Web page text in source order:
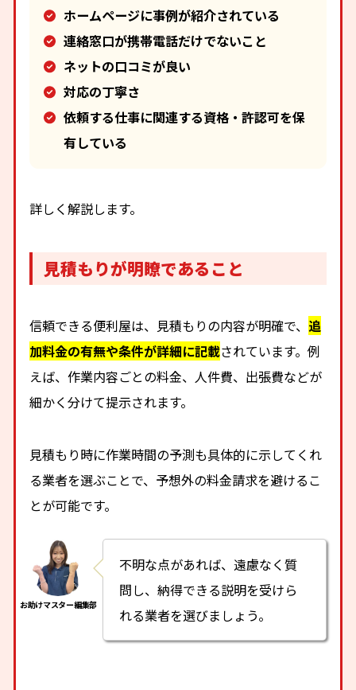
ホームページに事例が紹介されている
連絡窓口が携帯電話だけでないこと
ネットの口コミが良い
対応の丁寧さ
依頼する仕事に関連する資格・許認可を保
有している
詳しく解説します。
見積もりが明瞭であること
信頼できる便利屋は、見積もりの内容が明確で、 追
加料金の有無や条件が詳細に記載されています。例
えば、作業内容ごとの料金、人件費、出張費などが
細かく分けて提示されます。
見積もり時に作業時間の予測も具体的に示してくれ
る業者を選ぶことで、予想外の料金請求を避けるこ
とが可能です。
不明な点があれば、遠慮なく質
問し、納得できる説明を受けら
れる業者を選びましょう。